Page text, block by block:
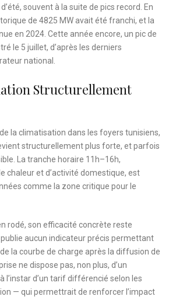
souvent à la suite de pics record. En
de 4825 MW avait été franchi, et la
en 2024. Cette année encore, un pic de
le 5 juillet, d’après les derniers
national.
Structurellement
la climatisation dans les foyers tunisiens,
structurellement plus forte, et parfois
La tranche horaire 11h–16h,
chaleur et d’activité domestique, est
comme la zone critique pour le
rodé, son efficacité concrète reste
publie aucun indicateur précis permettant
la courbe de charge après la diffusion de
ne dispose pas, non plus, d’un
d’un tarif différencié selon les
— qui permettrait de renforcer l’impact